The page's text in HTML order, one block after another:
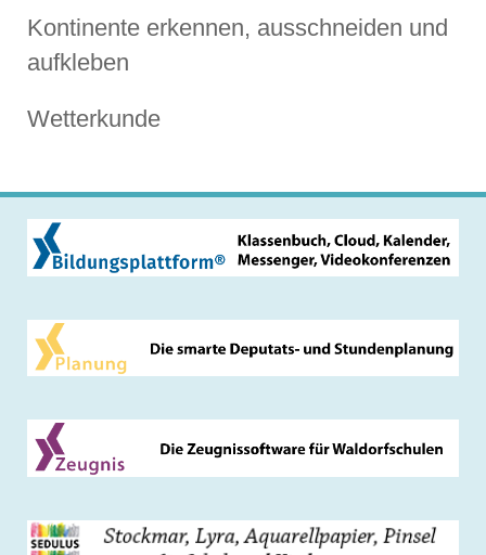
Kontinente erkennen, ausschneiden und
aufkleben
Wetterkunde